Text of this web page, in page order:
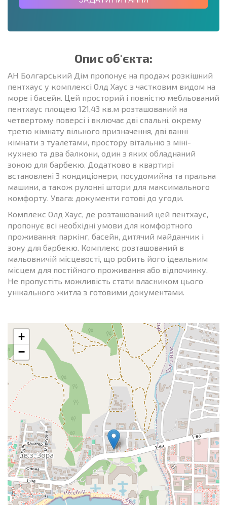
Опис об'єкта:
АН Болгарський Дім пропонує на продаж розкішний
пентхаус у комплексі Олд Хаус з частковим видом на
море і басейн. Цей просторий і повністю мебльований
пентхаус площею 121,43 кв.м розташований на
четвертому поверсі і включає дві спальні, окрему
третю кімнату вільного призначення, дві ванні
кімнати з туалетами, простору вітальню з міні-
кухнею та два балкони, один з яких обладнаний
зоною для барбекю. Додатково в квартирі
встановлені 3 кондиціонери, посудомийна та пральна
машини, а також рулонні штори для максимального
комфорту. Увага: документи готові до угоди.
Комплекс Олд Хаус, де розташований цей пентхаус,
пропонує всі необхідні умови для комфортного
проживання: паркінг, басейн, дитячий майданчик і
зону для барбекю. Комплекс розташований в
мальовничій місцевості, що робить його ідеальним
місцем для постійного проживання або відпочинку.
Не пропустіть можливість стати власником цього
унікального житла з готовими документами.
+
−